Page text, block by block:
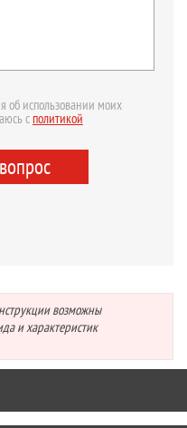
об использовании моих
сполитикой
возможны
и характеристик